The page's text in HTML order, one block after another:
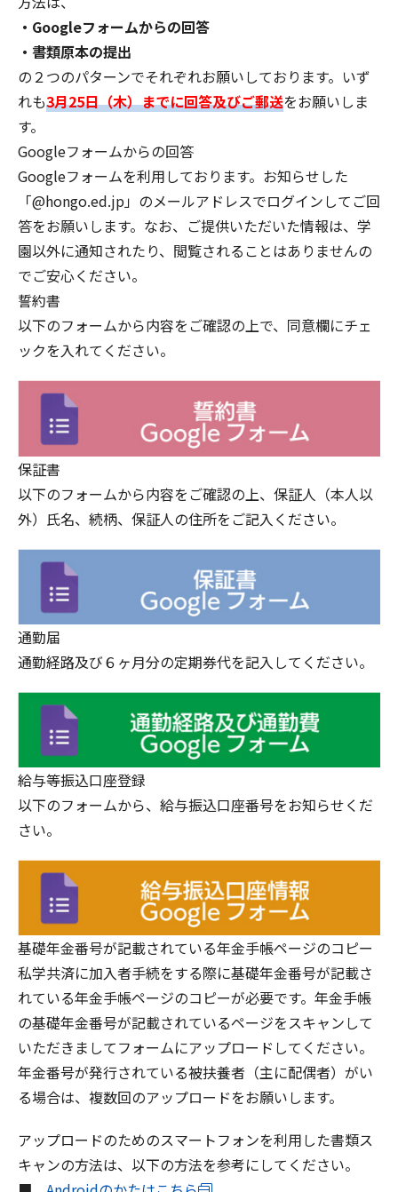
・Googleフォームからの回答
・書類原本の提出
の２つのパターンでそれぞれお願いしております。いず
れも3月25日（木）までに回答及びご郵送をお願いしま
す。
Googleフォームからの回答
Googleフォームを利用しております。お知らせした
「@hongo.ed.jp」のメールアドレスでログインしてご回
答をお願いします。なお、ご提供いただいた情報は、学
園以外に通知されたり、閲覧されることはありませんの
でご安心ください。
誓約書
以下のフォームから内容をご確認の上で、同意欄にチェ
ックを入れてください。
保証書
以下のフォームから内容をご確認の上、保証人（本人以
外）氏名、続柄、保証人の住所をご記入ください。
通勤届
通勤経路及び６ヶ月分の定期券代を記入してください。
給与等振込口座登録
以下のフォームから、給与振込口座番号をお知らせくだ
さい。
基礎年金番号が記載されている年金手帳ページのコピー
私学共済に加入者手続をする際に基礎年金番号が記載さ
れている年金手帳ページのコピーが必要です。年金手帳
の基礎年金番号が記載されているページをスキャンして
いただきましてフォームにアップロードしてください。
年金番号が発行されている被扶養者（主に配偶者）がい
る場合は、複数回のアップロードをお願いします。
アップロードのためのスマートフォンを利用した書類ス
キャンの方法は、以下の方法を参考にしてください。